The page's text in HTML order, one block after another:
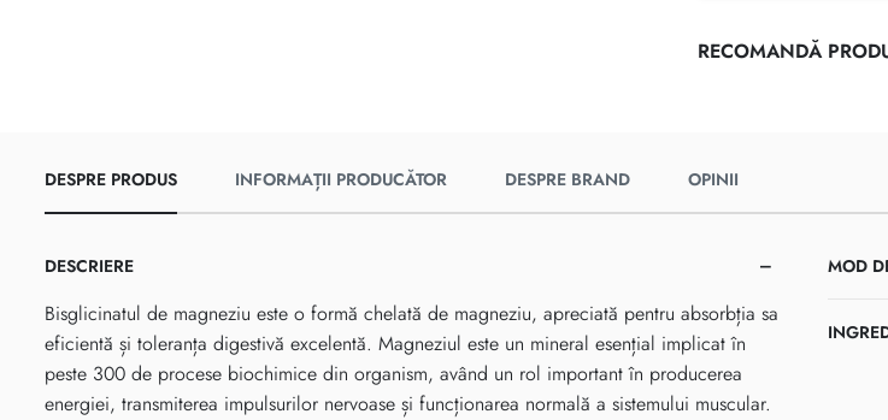
RECOMANDĂ
DESPRE PRODUS INFORMAȚII PRODUCĂTOR DESPRE BRAND OPINII
DESCRIERE
Bisglicinatul de magneziu este o formă chelată de magneziu, apreciată pentru absorbția sa
eficientă și toleranța digestivă excelentă. Magneziul este un mineral esențial implicat în
peste 300 de procese biochimice din organism, având un rol important în producerea
energiei, transmiterea impulsurilor nervoase și funcționarea normală a sistemului muscular.
MOD